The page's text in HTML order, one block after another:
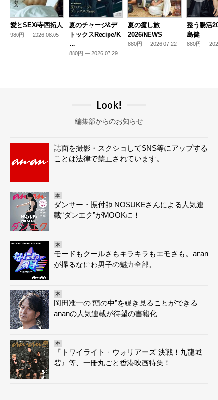
愛とSEX/寺西拓人
980円 — 2026.08.05
夏のチャージ&デ
トックスRecipe/K
…
880円 — 2026.07.29
夏の癒し旅
2026/NEWS
880円 — 2026.07.22
整う腸活
島健
880円 —
Look!
編集部からのお知らせ
誌面を撮影・スクショしてSNS等にアップする
ことは法律で禁止されています。
本
ダンサー・振付師 NOSUKEさんによる人気連
載“ダンエク”がMOOKに！
本
モードもクールさもキラキラもエモさも。anan
が撮るなにわ男子の魅力全部。
本
岡田准一の“頭の中”を覗き見ることができる
ananの人気連載が待望の書籍化
本
『トワイライト・ウォリアーズ 決戦！九龍城
砦』等、一冊丸ごと香港映画特集！